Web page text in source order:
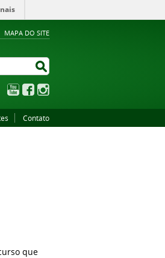
MAPA DO SITE
YouTubeFacebook
Contato
que